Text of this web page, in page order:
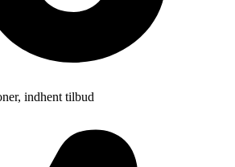
indhent tilbud